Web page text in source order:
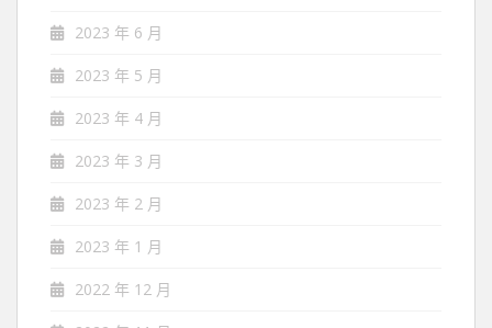
2023 年 6 月
2023 年 5 月
2023 年 4 月
2023 年 3 月
2023 年 2 月
2023 年 1 月
2022 年 12 月